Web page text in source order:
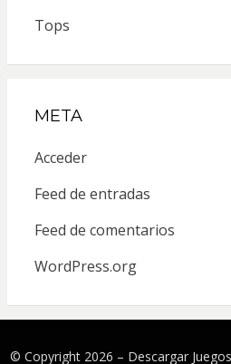
Tops
META
Acceder
Feed de entradas
Feed de comentarios
WordPress.org
© Copyright 2026 – Descargar